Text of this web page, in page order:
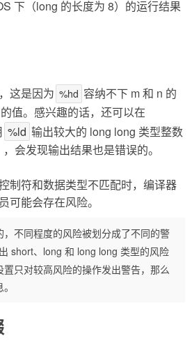
下（long 的长度为 8）的运行结果
这是因为 %hd 容纳不下 m 和 n 的
值。感兴趣的话，还可以在
%ld 输出较大的 long long 类型整数
会发现输出结果也是错误的。
制符和数据类型不匹配时，编译器
可能会存在风险。
不同程度的风险被划分成了不同的警
short、long 和 long long 类型的风险
只对较高风险的操作发出警告，那么